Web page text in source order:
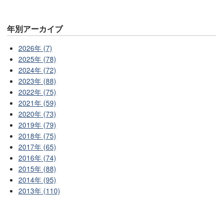
年別アーカイブ
2026年 (7)
2025年 (78)
2024年 (72)
2023年 (88)
2022年 (75)
2021年 (59)
2020年 (73)
2019年 (79)
2018年 (75)
2017年 (65)
2016年 (74)
2015年 (88)
2014年 (95)
2013年 (110)